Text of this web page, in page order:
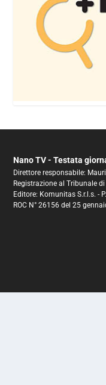
Nano TV - Testata
Direttore responsabile:
Registrazione al Tribunale
Editore: Komunitas S.r.l.s. -
ROC N° 26156 del 25